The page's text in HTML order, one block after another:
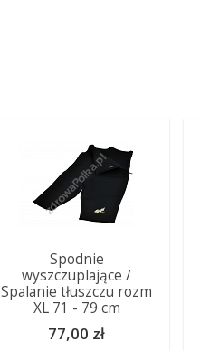
Spodnie
wyszczuplające /
Spalanie tłuszczu rozm
XL 71 - 79 cm
77,00 zł